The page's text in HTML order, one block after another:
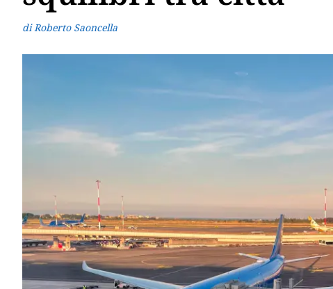
di Roberto Saoncella